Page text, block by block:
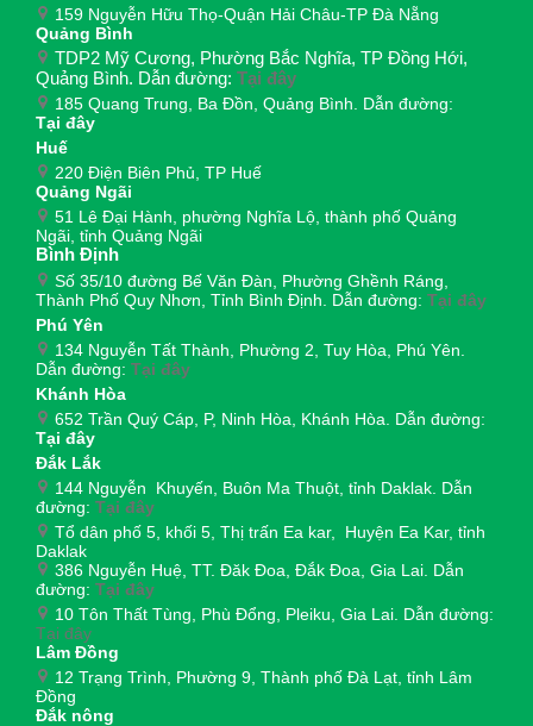
159 Nguyễn Hữu Thọ-Quận Hải Châu-TP Đà Nẵng
Quảng Bình
TDP2 Mỹ Cương, Phường Bắc Nghĩa, TP Đồng Hới,
Quảng Bình. Dẫn đường: Tại đây
185 Quang Trung, Ba Đồn, Quảng Bình. Dẫn đường:
Tại đây
Huế
220 Điện Biên Phủ, TP Huế
Quảng Ngãi
51 Lê Đại Hành, phường Nghĩa Lộ, thành phố Quảng
Ngãi, tỉnh Quảng Ngãi
Bình Định
Số 35/10 đường Bế Văn Đàn, Phường Ghềnh Ráng,
Thành Phố Quy Nhơn, Tỉnh Bình Định. Dẫn đường: Tại đây
Phú Yên
134 Nguyễn Tất Thành, Phường 2, Tuy Hòa, Phú Yên.
Dẫn đường: Tại đây
Khánh Hòa
652 Trần Quý Cáp, P, Ninh Hòa, Khánh Hòa. Dẫn đường:
Tại đây
Đắk Lắk
144 Nguyễn Khuyến, Buôn Ma Thuột, tỉnh Daklak. Dẫn
đường: Tại đây
Tổ dân phố 5, khối 5, Thị trấn Ea kar, Huyện Ea Kar, tỉnh
Daklak
386 Nguyễn Huệ, TT. Đăk Đoa, Đắk Đoa, Gia Lai. Dẫn
đường: Tại đây
10 Tôn Thất Tùng, Phù Đổng, Pleiku, Gia Lai. Dẫn đường:
Tại đây
Lâm Đồng
12 Trạng Trình, Phường 9, Thành phố Đà Lạt, tỉnh Lâm
Đồng
Đắk nông